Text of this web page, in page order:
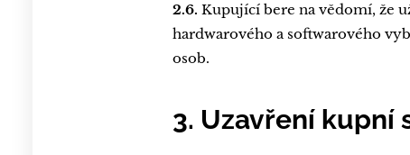
2.6. Kupující bere na vědomí, že
hardwarového a softwarového
osob.
3. Uzavření kupní